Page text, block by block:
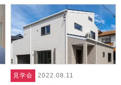
見学会 2022.08.11